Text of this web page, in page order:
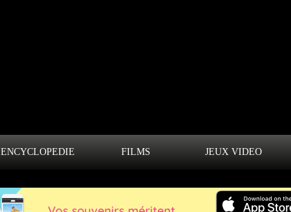
ENCYCLOPEDIE FILMS JEUX VIDEO